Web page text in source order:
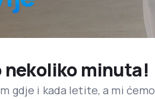
nekoliko minuta!
gdje i kada letite, a mi ćemo